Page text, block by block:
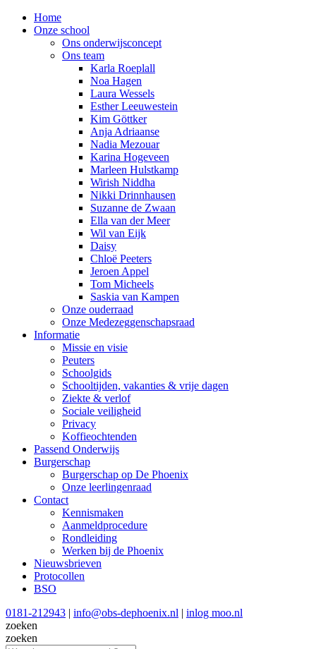
Home
Onze school
Ons onderwijsconcept
Ons team
Karla Roeplall
Noa Hagen
Laura Wessels
Esther Leeuwestein
Kim Göttker
Anja Adriaanse
Nadia Mezouar
Karina Hogeveen
Marleen Hulstkamp
Wirish Niddha
Nikki Drinnhausen
Suzanne de Zwaan
Ella van der Meer
Wil van Eijk
Daisy
Chloë Peeters
Jeroen Appel
Tom Micheels
Saskia van Kampen
Onze ouderraad
Onze Medezeggenschapsraad
Informatie
Missie en visie
Peuters
Schoolgids
Schooltijden, vakanties & vrije dagen
Ziekte & verlof
Sociale veiligheid
Privacy
Koffieochtenden
Passend Onderwijs
Burgerschap
Burgerschap op De Phoenix
Onze leerlingenraad
Contact
Kennismaken
Aanmeldprocedure
Rondleiding
Werken bij de Phoenix
Nieuwsbrieven
Protocollen
BSO
0181-212943 | info@obs-dephoenix.nl | inlog moo.nl
zoeken
zoeken